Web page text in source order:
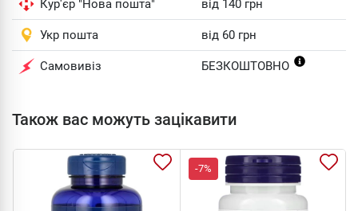
Кур'єр "Нова пошта" від 140 грн
Укр пошта від 60 грн
Самовивіз БЕЗКОШТОВНО
Також вас можуть зацікавити
-7%